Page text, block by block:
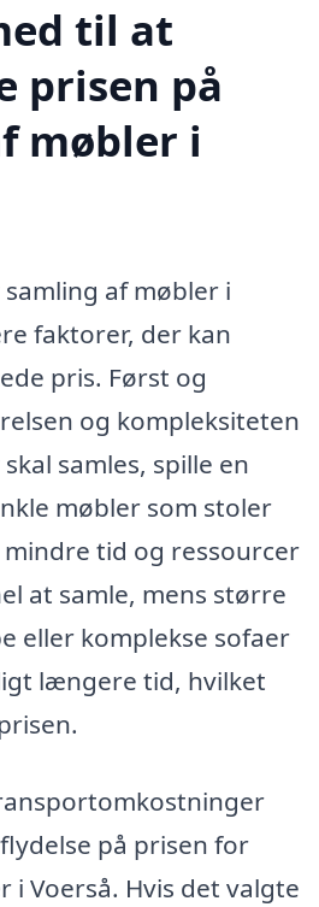
til at
prisen på
møbler i
af møbler i
faktorer, der kan
pris. Først og
og kompleksiteten
samles, spille en
møbler som stoler
tid og ressourcer
at samle, mens større
eller komplekse sofaer
længere tid, hvilket
på prisen for
i Voerså. Hvis det valgte